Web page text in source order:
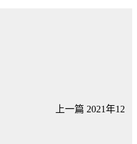
上一篇 2021年12